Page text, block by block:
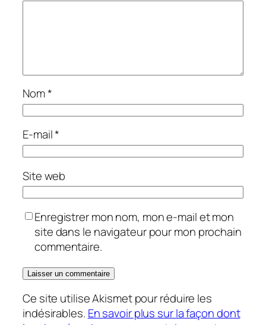
Nom*
E-mail*
Site web
Enregistrer mon nom, mon e-mail et mon
site dans le navigateur pour mon prochain
commentaire.
Ce site utilise Akismet pour réduire les
indésirables. En savoir plus sur la façon dont